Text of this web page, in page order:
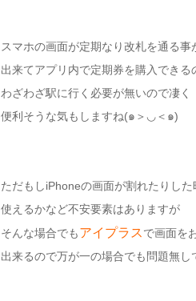
スマホの画面が定期なり改札を通る事
出来てアプリ内で定期券を購入できる
わざわざ駅に行く必要が無いので凄く
便利そうな気もしますね(๑＞◡＜๑)
ただもしiPhoneの画面が割れたりした
使えるかなど不安要素はありますが
そんな場合でもアイプラスで画面を
出来るので万が一の場合でも問題無し